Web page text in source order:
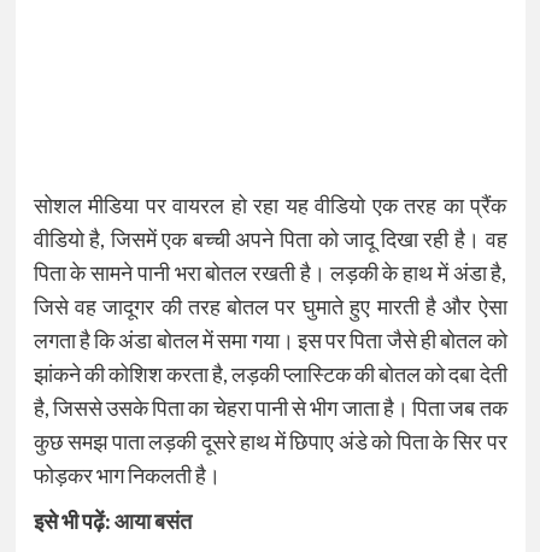
सोशल मीडिया पर वायरल हो रहा यह वीडियो एक तरह का प्रैंक
वीडियो है, जिसमें एक बच्ची अपने पिता को जादू दिखा रही है। वह
पिता के सामने पानी भरा बोतल रखती है। लड़की के हाथ में अंडा है,
जिसे वह जादूगर की तरह बोतल पर घुमाते हुए मारती है और ऐसा
लगता है कि अंडा बोतल में समा गया। इस पर पिता जैसे ही बोतल को
झांकने की कोशिश करता है, लड़की प्लास्टिक की बोतल को दबा देती
है, जिससे उसके पिता का चेहरा पानी से भीग जाता है। पिता जब तक
कुछ समझ पाता लड़की दूसरे हाथ में छिपाए अंडे को पिता के सिर पर
फोड़कर भाग निकलती है।
इसे भी पढ़ें:आया बसंत